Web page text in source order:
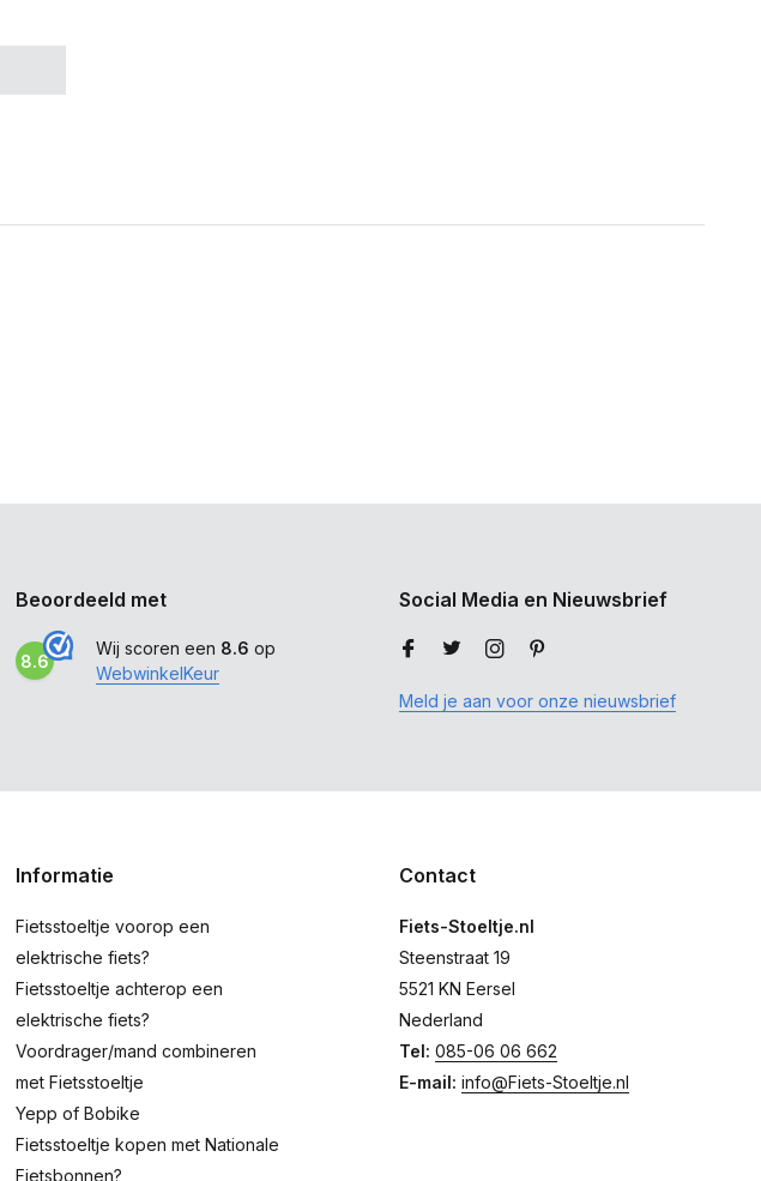
Beoordeeld met
8.6
Wij scoren een 8.6 op
WebwinkelKeur
Social Media en Nieuwsbrief
Meld je aan voor onze nieuwsbrief
Informatie
Fietsstoeltje voorop een
elektrische fiets?
Fietsstoeltje achterop een
elektrische fiets?
Voordrager/mand combineren
met Fietsstoeltje
Yepp of Bobike
Fietsstoeltje kopen met Nationale
Fietsbonnen?
Contact
Fiets-Stoeltje.nl
Steenstraat 19
5521 KN Eersel
Nederland
Tel: 085-06 06 662
E-mail: info@Fiets-Stoeltje.nl